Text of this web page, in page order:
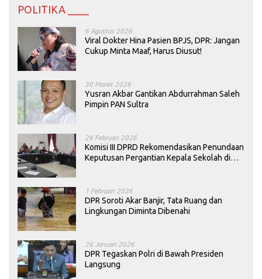
POLITIKA ____
6 Agustus 2026
Viral Dokter Hina Pasien BPJS, DPR: Jangan
Cukup Minta Maaf, Harus Diusut!
30 Maret 2026
Yusran Akbar Gantikan Abdurrahman Saleh
Pimpin PAN Sultra
26 Februari 2026
Komisi III DPRD Rekomendasikan Penundaan
Keputusan Pergantian Kepala Sekolah di
1 Februari 2026
DPR Soroti Akar Banjir, Tata Ruang dan
Lingkungan Diminta Dibenahi
26 Januari 2026
DPR Tegaskan Polri di Bawah Presiden
Langsung